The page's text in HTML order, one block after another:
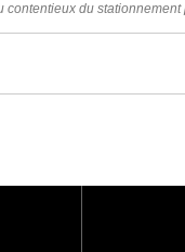
contentieux du stationnement